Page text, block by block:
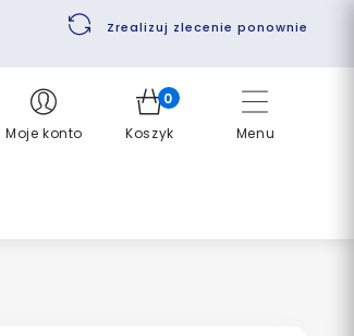
Zrealizuj zlecenie ponownie
Menu
Moje konto
0
Koszyk